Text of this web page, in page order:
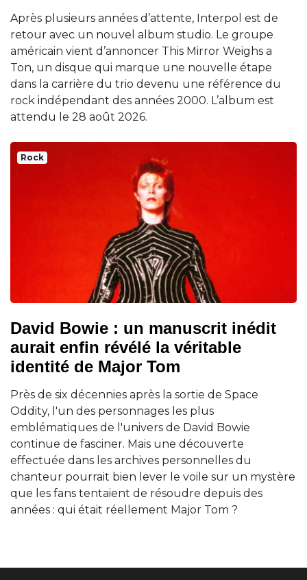
Après plusieurs années d’attente, Interpol est de
retour avec un nouvel album studio. Le groupe
américain vient d’annoncer This Mirror Weighs a
Ton, un disque qui marque une nouvelle étape
dans la carrière du trio devenu une référence du
rock indépendant des années 2000. L’album est
attendu le 28 août 2026.
Rock
David Bowie : un manuscrit inédit
aurait enfin révélé la véritable
identité de Major Tom
Près de six décennies après la sortie de Space
Oddity, l'un des personnages les plus
emblématiques de l'univers de David Bowie
continue de fasciner. Mais une découverte
effectuée dans les archives personnelles du
chanteur pourrait bien lever le voile sur un mystère
que les fans tentaient de résoudre depuis des
années : qui était réellement Major Tom ?